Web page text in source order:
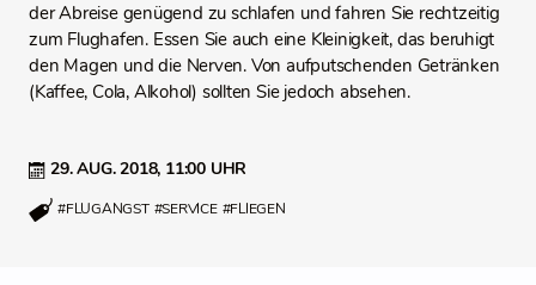
29. AUG. 2018, 11:00 UHR
#FLUGANGST #SERVICE #FLIEGEN
der Abreise genügend zu schlafen und fahren Sie rechtzeitig
zum Flughafen. Essen Sie auch eine Kleinigkeit, das beruhigt
den Magen und die Nerven. Von aufputschenden Getränken
(Kaffee, Cola, Alkohol) sollten Sie jedoch absehen.